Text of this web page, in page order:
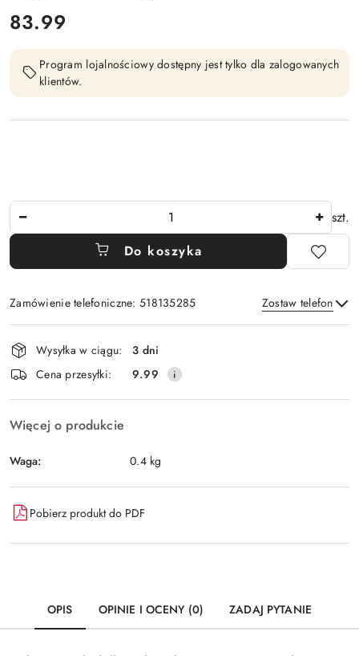
cena:
83.99
Program lojalnościowy dostępny jest tylko dla zalogowanych
klientów.
szt.
Do koszyka
Zamówienie telefoniczne: 518135285 Zostaw telefon
Wyślij
Dostępność
i
dostawa
Wysyłka w ciągu:
3 dni
Cena przesyłki:
9.99
Więcej o produkcie
Waga: 0.4 kg
Pobierz produkt do PDF
OPIS OPINIE I OCENY (0) ZADAJ PYTANIE